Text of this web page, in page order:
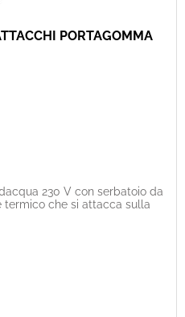
PORTAGOMMA
230 V con serbatoio da
termico che si attacca sulla